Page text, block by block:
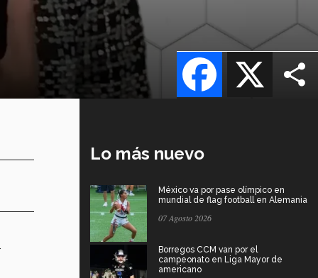
X
Facebook
Lo más nuevo
México va por pase olímpico en
mundial de flag football en Alemania
07 Agosto 2026
Borregos CCM van por el
campeonato en Liga Mayor de
americano